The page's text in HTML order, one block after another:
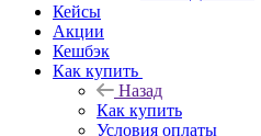
Кейсы
Акции
Кешбэк
Как купить
Назад
Как купить
Условия оплаты